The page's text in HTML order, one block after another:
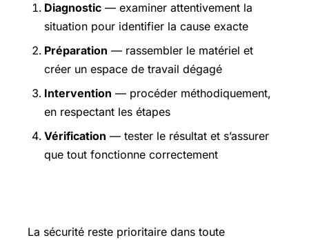
Diagnostic — examiner attentivement la
situation pour identifier la cause exacte
Préparation — rassembler le matériel et
créer un espace de travail dégagé
Intervention — procéder méthodiquement,
en respectant les étapes
Vérification — tester le résultat et s’assurer
que tout fonctionne correctement
La sécurité reste prioritaire dans toute